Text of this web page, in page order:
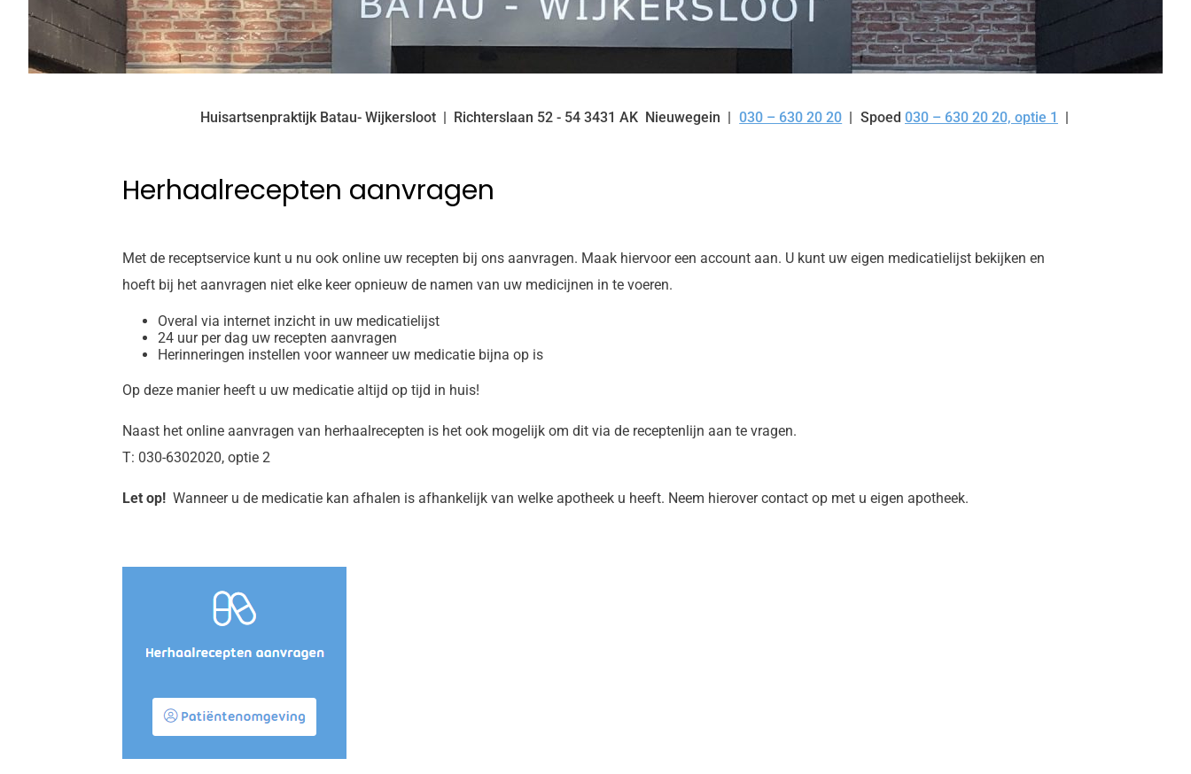
Huisartsenpraktijk Batau- Wijkersloot Richterslaan 52 - 54 3431 AK Nieuwegein Tel:
030 – 630 20 20 Spoed 030 – 630 20 20, optie 1
Herhaalrecepten aanvragen
Met de receptservice kunt u nu ook online uw recepten bij ons aanvragen. Maak hiervoor een account aan. U kunt uw eigen medicatielijst bekijken en
hoeft bij het aanvragen niet elke keer opnieuw de namen van uw medicijnen in te voeren.
Overal via internet inzicht in uw medicatielijst
24 uur per dag uw recepten aanvragen
Herinneringen instellen voor wanneer uw medicatie bijna op is
Op deze manier heeft u uw medicatie altijd op tijd in huis!
Naast het online aanvragen van herhaalrecepten is het ook mogelijk om dit via de receptenlijn aan te vragen.
T: 030-6302020, optie 2
Let op! Wanneer u de medicatie kan afhalen is afhankelijk van welke apotheek u heeft. Neem hierover contact op met u eigen apotheek.